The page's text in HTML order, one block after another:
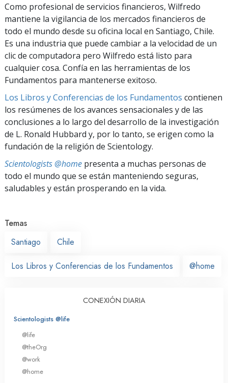
Como profesional de servicios financieros, Wilfredo
mantiene la vigilancia de los mercados financieros de
todo el mundo desde su oficina local en Santiago, Chile.
Es una industria que puede cambiar a la velocidad de un
clic de computadora pero Wilfredo está listo para
cualquier cosa. Confía en las herramientas de los
Fundamentos para mantenerse exitoso.
Los Libros y Conferencias de los Fundamentos contienen
los resúmenes de los avances sensacionales y de las
conclusiones a lo largo del desarrollo de la investigación
de L. Ronald Hubbard y, por lo tanto, se erigen como la
fundación de la religión de Scientology.
Scientologists @home presenta a muchas personas de
todo el mundo que se están manteniendo seguras,
saludables y están prosperando en la vida.
Temas
Santiago
Chile
Los Libros y Conferencias de los Fundamentos @home
CONEXIÓN DIARIA
Scientologists @life
@life
@theOrg
@work
@home